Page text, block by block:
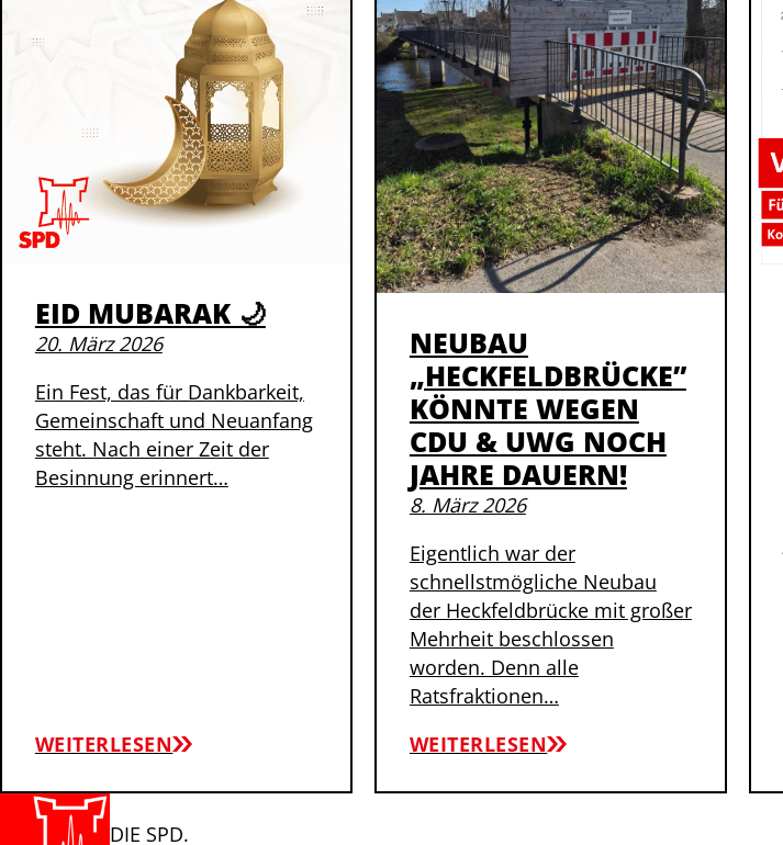
EID MUBARAK 🌙
20. März 2026
Ein Fest, das für Dankbarkeit,
Gemeinschaft und Neuanfang
steht. Nach einer Zeit der
Besinnung erinnert…
WEITERLESEN
NEUBAU
„HECKFELDBRÜCKE”
KÖNNTE WEGEN
CDU & UWG NOCH
JAHRE DAUERN!
8. März 2026
Eigentlich war der
schnellstmögliche Neubau
der Heckfeldbrücke mit großer
Mehrheit beschlossen
worden. Denn alle
Ratsfraktionen…
WEITERLESEN
DIE SPD.